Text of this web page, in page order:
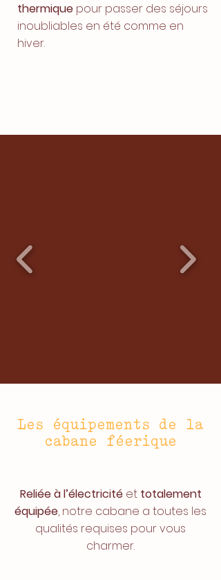
thermique pour passer des séjours
inoubliables en été comme en
hiver.
Les équipements de la
cabane féerique
Reliée à l’électricitéet totalement
équipée, notre cabane a toutes les
qualités requises pour vous
charmer.